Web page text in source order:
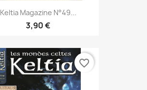
Keltia Magazine N°49...
3,90 €
favorite_border